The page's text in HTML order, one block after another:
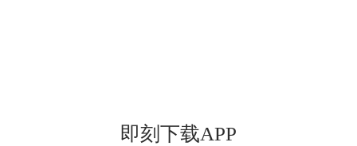
即刻下载APP